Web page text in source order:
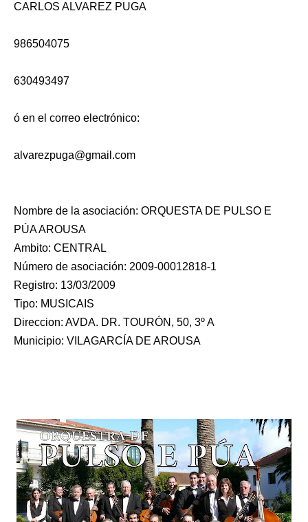
CARLOS ALVAREZ PUGA
986504075
630493497
ó en el correo electrónico:
alvarezpuga@gmail.com
Nombre de la asociación: ORQUESTA DE PULSO E
PÚA AROUSA
Ambito: CENTRAL
Número de asociación: 2009-00012818-1
Registro: 13/03/2009
Tipo: MUSICAIS
Direccion: AVDA. DR. TOURÓN, 50, 3º A
Municipio: VILAGARCÍA DE AROUSA